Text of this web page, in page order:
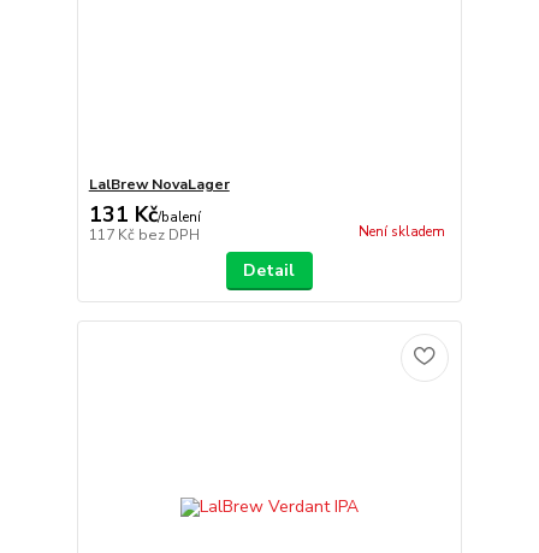
LalBrew NovaLager
131 Kč/balení
117 Kč bez DPH Není skladem
Detail